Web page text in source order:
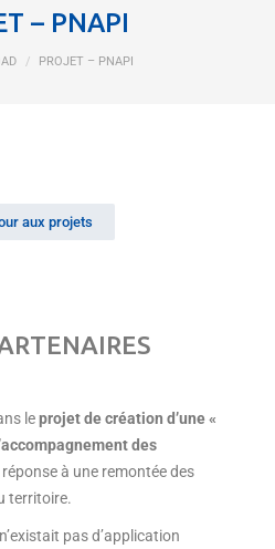
– PNAPI
ici :
PROJET – PNAPI
aux projets
leprojet de création d’une «
des
réponse à une remontée des
territoire.
pas d’application